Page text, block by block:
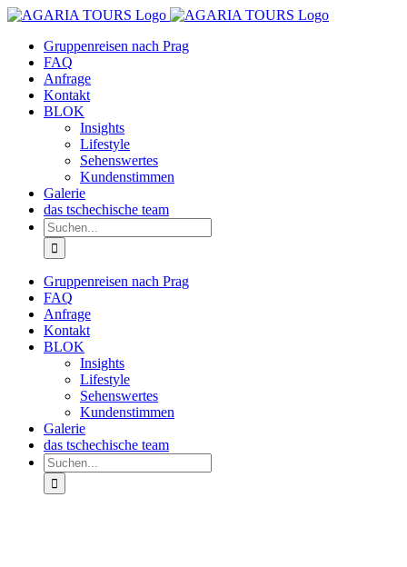
Zum
springenGruppenreisen nach Prag
FAQ
Anfrage
Kontakt
BLOK
Insights
Lifestyle
Sehenswertes
Kundenstimmen
Galerie
das tschechische team
Suche
nach:
Gruppenreisen nach Prag
FAQ
Anfrage
Kontakt
BLOK
Insights
Lifestyle
Sehenswertes
Kundenstimmen
Galerie
das tschechische team
Suche
nach: